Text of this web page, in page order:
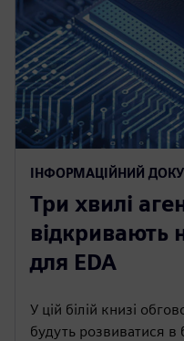
ІНФОРМАЦІЙНИЙ
Три хвилі
відкривають
для EDA
У цій білій книзі
будуть розвиватися в